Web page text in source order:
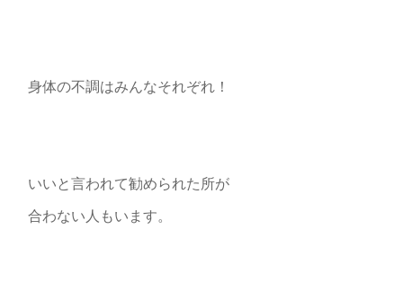
身体の不調はみんなそれぞれ！
いいと言われて勧められた所が
合わない人もいます。